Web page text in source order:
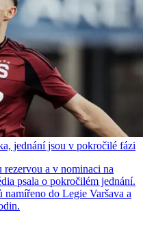
jednání jsou v pokročilé fázi
a v nominaci na
psala o pokročilém jednání.
do Legie Varšava a